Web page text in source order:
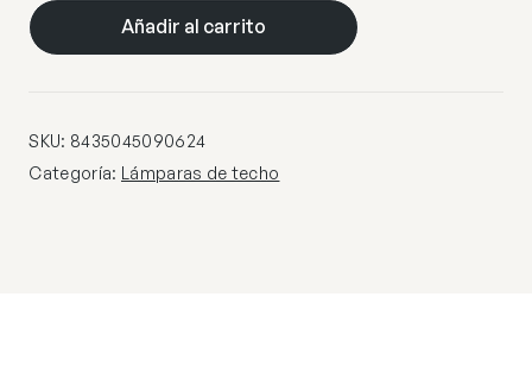
CROMO
1
E-
27
Añadir al carrito
SKU: 8435045090624
Categoría: Lámparas de techo